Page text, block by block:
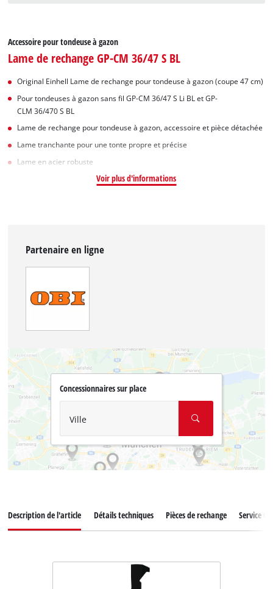
Accessoire pour tondeuse à gazon
Lame de rechange GP-CM 36/47 S BL
Original Einhell Lame de rechange pour tondeuse à gazon (coupe 47 cm)
Pour tondeuses à gazon sans fil GP-CM 36/47 S Li BL et GP-
CLM 36/470 S BL
Lame de rechange pour tondeuse à gazon, accessoire et pièce détachée
Lame tranchante pour une tonte propre et précise
Lame en acier robuste
Voir plus d'informations
Partenaire en ligne
Concessionnaires sur place
Ville
Description de l'article Détails techniques Pièces de rechange Service